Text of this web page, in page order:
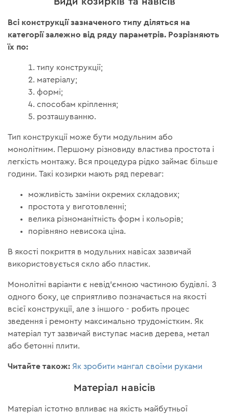
Всі конструкції зазначеного типу діляться на
категорії залежно від ряду параметрів. Розрізняють
їх по:
типу конструкції;
матеріалу;
формі;
способам кріплення;
розташуванню.
Тип конструкції може бути модульним або
монолітним. Першому різновиду властива простота і
легкість монтажу. Вся процедура рідко займає більше
години. Такі козирки мають ряд переваг:
можливість заміни окремих складових;
простота у виготовленні;
велика різноманітність форм і кольорів;
порівняно невисока ціна.
В якості покриття в модульних навісах зазвичай
використовується скло або пластик.
Монолітні варіанти є невід'ємною частиною будівлі. З
одного боку, це сприятливо позначається на якості
всієї конструкції, але з іншого - робить процес
зведення і ремонту максимально трудомістким. Як
матеріал тут зазвичай виступає масив дерева, метал
або бетонні плити.
Читайте також: Як зробити мангал своїми руками
Матеріал навісів
Матеріал істотно впливає на якість майбутньої